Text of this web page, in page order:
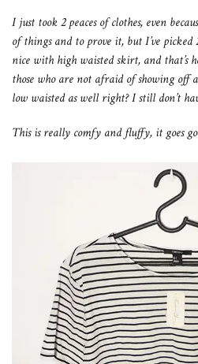
I just took 2 peaces of clothes, even
of things and to prove it, but I’ve
nice with high waisted skirt, and
those who are not afraid of showing
low waisted as well right? I still don’t
This is really comfy and fluffy, it goes